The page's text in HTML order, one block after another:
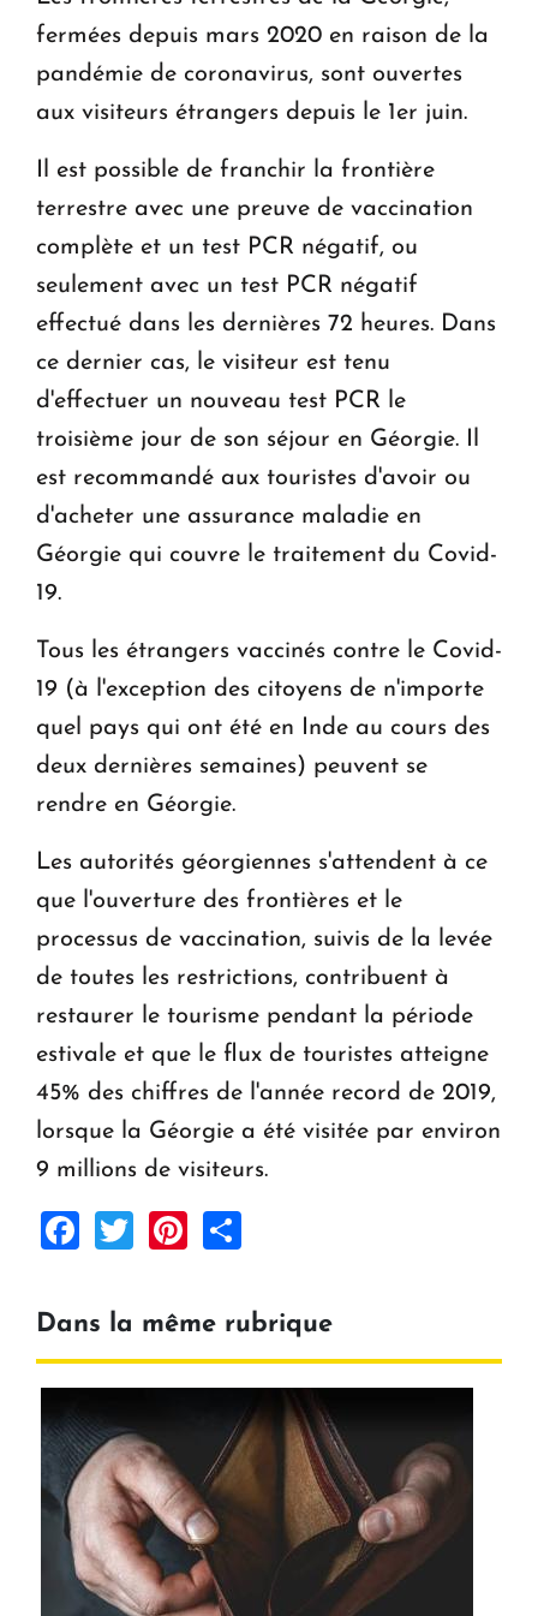
fermées depuis mars 2020 en raison de la
pandémie de coronavirus, sont ouvertes
aux visiteurs étrangers depuis le 1er juin.
Il est possible de franchir la frontière
terrestre avec une preuve de vaccination
complète et un test PCR négatif, ou
seulement avec un test PCR négatif
effectué dans les dernières 72 heures. Dans
ce dernier cas, le visiteur est tenu
d'effectuer un nouveau test PCR le
troisième jour de son séjour en Géorgie. Il
est recommandé aux touristes d'avoir ou
d'acheter une assurance maladie en
Géorgie qui couvre le traitement du Covid-
19.
Tous les étrangers vaccinés contre le Covid-
19 (à l'exception des citoyens de n'importe
quel pays qui ont été en Inde au cours des
deux dernières semaines) peuvent se
rendre en Géorgie.
Les autorités géorgiennes s'attendent à ce
que l'ouverture des frontières et le
processus de vaccination, suivis de la levée
de toutes les restrictions, contribuent à
restaurer le tourisme pendant la période
estivale et que le flux de touristes atteigne
45% des chiffres de l'année record de 2019,
lorsque la Géorgie a été visitée par environ
9 millions de visiteurs.
Facebook
TwitterPinterest
Dans la même rubrique